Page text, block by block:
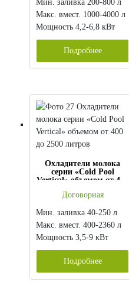
Мин. заливка 200-800 л
Макс. вмест. 1000-4000 л
Мощность 4,2-6,8 кВт
Подробнее
Охладители молока
серии «Cold Pool
Vertical» объемом от 400
Договорная
Мин. заливка 40-250 л
Макс. вмест. 400-2360 л
Мощность 3,5-9 кВт
Подробнее